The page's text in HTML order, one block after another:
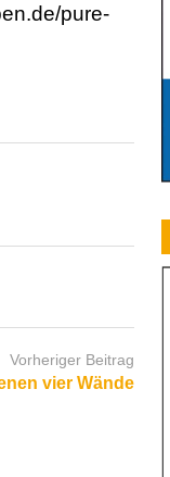
pure-
Vorheriger Beitrag
vier Wände